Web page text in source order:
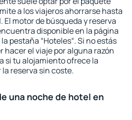
a los viajeros ahorrarse hasta
motor de búsqueda y reserva
disponible en la página
pestaña “Hoteles“. Si no estás
hacer el viaje por alguna razón
si tu alojamiento ofrece la
reserva sin coste.
una noche de hotel en